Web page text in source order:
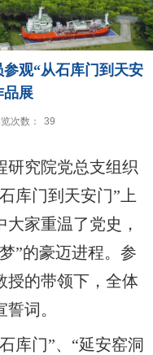
观“从石库门到天安
品展
次数： 39
研究院党总支组织
库门到天安门”上
家重温了党史，
”的豪迈进程。参
授的带领下，全体
词。
库门”、“延安窑洞